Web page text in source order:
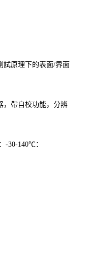
試原理下的表面/界面
，帶自校功能，分辨
-30-140℃：